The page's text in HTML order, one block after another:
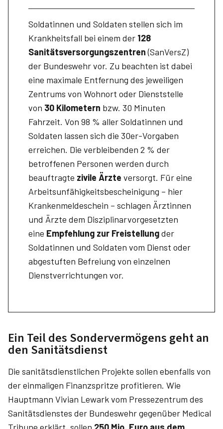
Soldatinnen und Soldaten stellen sich im
Krankheitsfall bei einem der 128
Sanitätsversorgungszentren(SanVersZ)
der Bundeswehr vor. Zu beachten ist dabei
eine maximale Entfernung des jeweiligen
Zentrums von Wohnort oder Dienststelle
von 30 Kilometern bzw. 30 Minuten
Fahrzeit. Von 98 % aller Soldatinnen und
Soldaten lassen sich die 30er-Vorgaben
erreichen. Die verbleibenden 2 % der
betroffenen Personen werden durch
beauftragte zivile Ärzte versorgt. Für eine
Arbeitsunfähigkeitsbescheinigung – hier
Krankenmeldeschein – schlagen Ärztinnen
und Ärzte dem Disziplinarvorgesetzten
eine Empfehlung zur Freistellungder
Soldatinnen und Soldaten vom Dienst oder
abgestuften Befreiung von einzelnen
Dienstverrichtungen vor.
Ein Teil des Sondervermögens geht an
den Sanitätsdienst
Die sanitätsdienstlichen Projekte sollen ebenfalls von
der einmaligen Finanzspritze profitieren. Wie
Hauptmann Vivian Lewark vom Pressezentrum des
Sanitätsdienstes der Bundeswehr gegenüber Medical